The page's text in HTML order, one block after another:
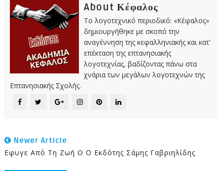
About Κέφαλος
Το λογοτεχνικό περιοδικό: «Κέφαλος»
δημιουργήθηκε με σκοπό την
αναγέννηση της κεφαλληνιακής και κατ'
επέκταση της επτανησιακής
λογοτεχνίας, βαδίζοντας πάνω στα
χνάρια των μεγάλων λογοτεχνών της
Επτανησιακής Σχολής.
Newer Article
Εφυγε Από Τη Ζωή Ο Ο Εκδότης Σάμης Γαβριηλίδης